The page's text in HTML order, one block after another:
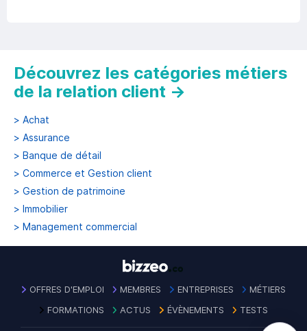
Découvrez les catégories métiers
de la relation client →
> Achat
> Assurance
> Banque de détail
> Commerce et Gestion client
> Gestion de patrimoine
> Immobilier
> Management commercial
OFFRES D'EMPLOI MEMBRES ENTREPRISES
MÉTIERS
FORMATIONS
ACTUS ÉVÈNEMENTS TESTS